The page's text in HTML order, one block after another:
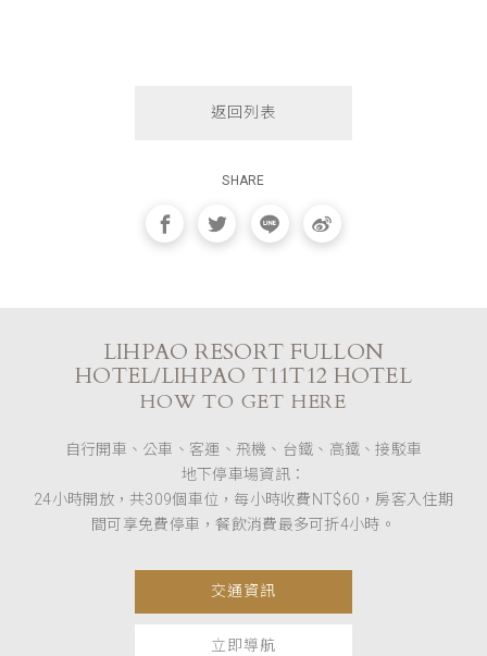
返回列表
SHARE
LIHPAO RESORT FULLON
HOTEL/LIHPAO T11T12 HOTEL
HOW TO GET HERE
自行開車、公車、客運、飛機、台鐵、高鐵、接駁車
地下停車場資訊：
24小時開放，共309個車位，每小時收費NT$60，房客入住期
間可享免費停車，餐飲消費最多可折4小時。
交通資訊
立即導航